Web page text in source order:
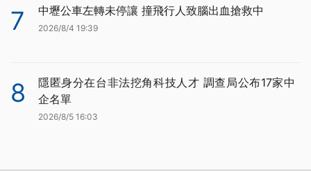
7 中壢公車左轉未停讓 撞飛行人致腦出血搶救中
2026/8/4 19:39
8
隱匿身分在台非法挖角科技人才 調查局公布17家中
企名單
2026/8/5 16:03